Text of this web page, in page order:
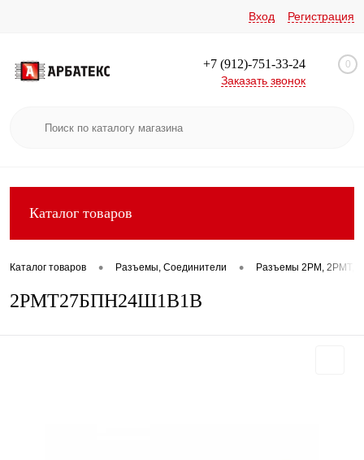
Вход Регистрация
+7 (912)-751-33-24
Заказать звонок
0
Каталог товаров
Каталог товаров • Разъемы, Соединители • Разъемы 2РМ, 2РМТ,
2РМТ27БПН24Ш1В1В